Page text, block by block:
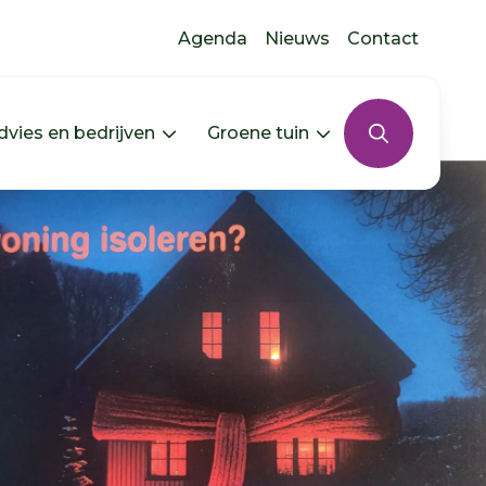
Agenda Nieuws Contact
uitklappen
jouw buurt uitklappen
en bedrijven Menu Advies en bedrijven
Groene tuin Menu Groene